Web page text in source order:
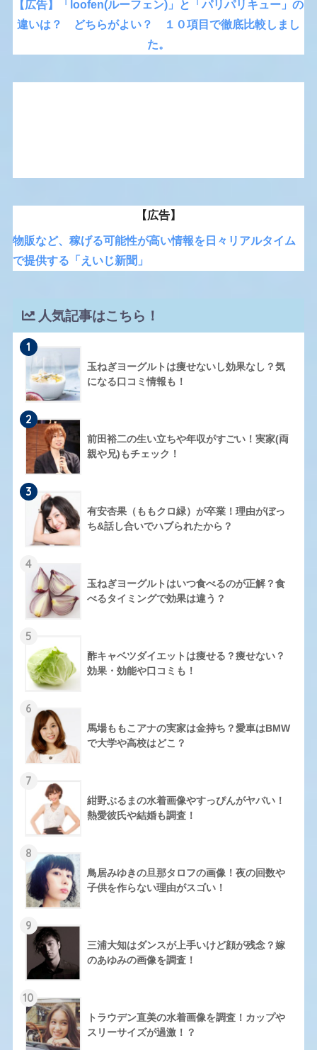
【広告】「loofen(ルーフェン)」と「パリパリキュー」の
違いは？ どちらがよい？ １０項目で徹底比較しまし
た。
【広告】
物販など、稼げる可能性が高い情報を日々リアルタイム
で提供する「えいじ新聞」
人気記事はこちら！
1
玉ねぎヨーグルトは痩せないし効果なし？気
になる口コミ情報も！
2
前田裕二の生い立ちや年収がすごい！実家(両
親や兄)もチェック！
3
有安杏果（ももクロ緑）が卒業！理由がぼっ
ち&話し合いでハブられたから？
4
玉ねぎヨーグルトはいつ食べるのが正解？食
べるタイミングで効果は違う？
5
酢キャベツダイエットは痩せる？痩せない？
効果・効能や口コミも！
6
馬場ももこアナの実家は金持ち？愛車はBMW
で大学や高校はどこ？
7
紺野ぶるまの水着画像やすっぴんがヤバい！
熱愛彼氏や結婚も調査！
8
鳥居みゆきの旦那タロフの画像！夜の回数や
子供を作らない理由がスゴい！
9
三浦大知はダンスが上手いけど顔が残念？嫁
のあゆみの画像を調査！
10
トラウデン直美の水着画像を調査！カップや
スリーサイズが過激！？